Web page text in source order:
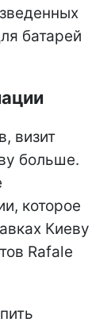
батарей
визит
больше.
которое
Киеву
Rafale